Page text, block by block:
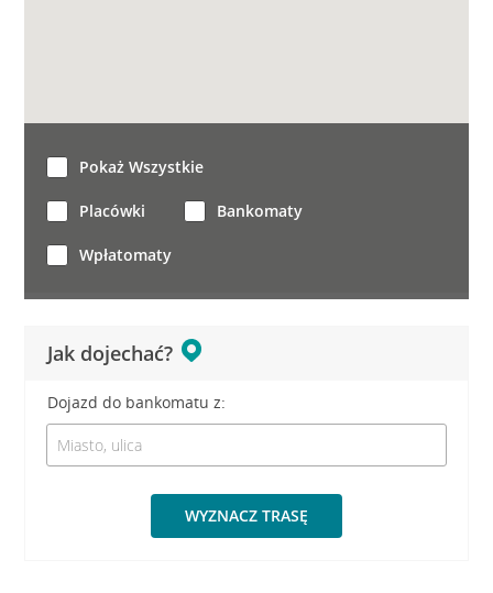
Jak dojechać?
Dojazd do bankomatu z:
WYZNACZ TRASĘ
Pokaż Wszystkie
Placówki Bankomaty
Wpłatomaty